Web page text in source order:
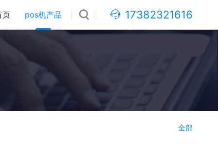
17382321616
页 pos机产品
全部